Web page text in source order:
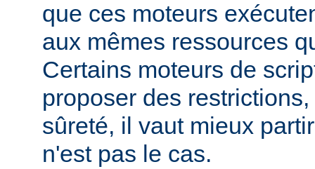
que ces moteurs
aux mêmes ressources
Certains moteurs de
proposer des
sûreté, il vaut mieux
n'est pas le cas.